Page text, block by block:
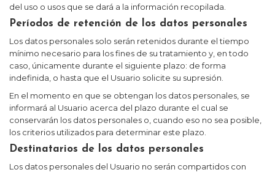
del uso o usos que se dará a la información recopilada.
Períodos de retención de los datos personales
Los datos personales solo serán retenidos durante el tiempo
mínimo necesario para los fines de su tratamiento y, en todo
caso, únicamente durante el siguiente plazo: de forma
indefinida , o hasta que el Usuario solicite su supresión.
En el momento en que se obtengan los datos personales, se
informará al Usuario acerca del plazo durante el cual se
conservarán los datos personales o, cuando eso no sea posible,
los criterios utilizados para determinar este plazo.
Destinatarios de los datos personales
Los datos personales del Usuario no serán compartidos con